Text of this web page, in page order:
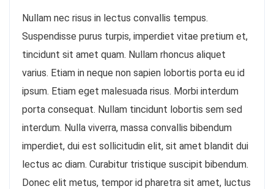
Nullam nec risus in lectus convallis tempus.
Suspendisse purus turpis, imperdiet vitae pretium et,
tincidunt sit amet quam. Nullam rhoncus aliquet
varius. Etiam in neque non sapien lobortis porta eu id
ipsum. Etiam eget malesuada risus. Morbi interdum
porta consequat. Nullam tincidunt lobortis sem sed
interdum. Nulla viverra, massa convallis bibendum
imperdiet, dui est sollicitudin elit, sit amet blandit dui
lectus ac diam. Curabitur tristique suscipit bibendum.
Donec elit metus, tempor id pharetra sit amet, luctus